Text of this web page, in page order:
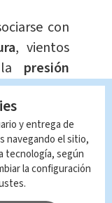
con
, vientos
presión
a esta
el país.
y entrega de
navegando el sitio,
tecnología, según
la configuración